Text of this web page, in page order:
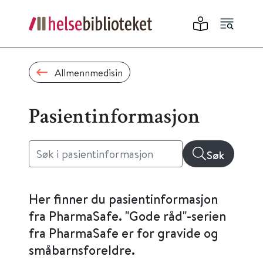
Allmennmedisin
Pasientinformasjon
Søk
Her finner du pasientinformasjon
fra PharmaSafe. "Gode råd"-serien
fra PharmaSafe er for gravide og
småbarnsforeldre.